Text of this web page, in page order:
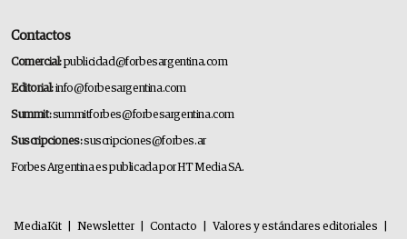
Contactos
Comercial:publicidad@forbesargentina.com
Editorial:info@forbesargentina.com
Summit:summitforbes@forbesargentina.com
Suscripciones:suscripciones@forbes.ar
Forbes Argentina es publicada por HT Media SA.
MediaKit Newsletter Contacto Valores y estándares editoriales